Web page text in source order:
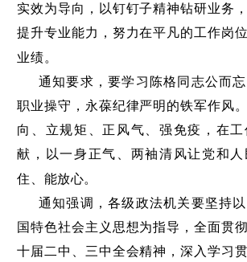
实效为导向，以钉钉子精神钻研业务
提升专业能力，努力在平凡的工作岗
业绩。
通知要求，要学习陈格同志公而
职业操守，永葆纪律严明的铁军作风
向、立规矩、正风气、强免疫，在
献，以一身正气、两袖清风让党和
住、能放心。
通知强调，各级政法机关要坚持
国特色社会主义思想为指导，全面贯
十届二中、三中全会精神，深入学习